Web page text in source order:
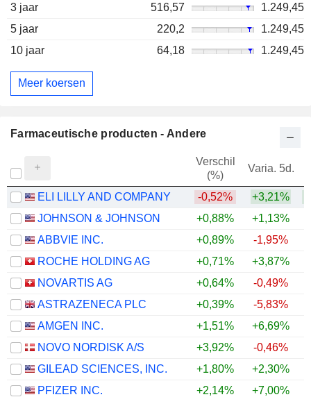
3 jaar
516,57
1.249,45
5 jaar
220,2
1.249,45
10 jaar
64,18 1.249,45
Meer koersen
Farmaceutische producten - Andere
Verschil
(%)
Varia. 5d.
ELI LILLY AND COMPANY -0,52% +3,21%
JOHNSON & JOHNSON
+0,88% +1,13%
ABBVIE INC.
+0,89% -1,95%
ROCHE HOLDING AG
+0,71% +3,87%
NOVARTIS AG
+0,64% -0,49%
ASTRAZENECA PLC
+0,39% -5,83%
AMGEN INC.
+1,51% +6,69%
NOVO NORDISK A/S
+3,92% -0,46%
GILEAD SCIENCES, INC.
+1,80% +2,30%
PFIZER INC.
+2,14% +7,00%